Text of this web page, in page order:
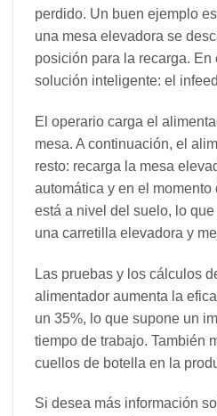
perdido. Un buen ejemplo
una mesa elevadora se
posición para la recarga. En
solución inteligente: el
El operario carga el
mesa. A continuación, el
resto: recarga la mesa
automática y en el
está a nivel del suelo, lo
una carretilla elevadora y
Las pruebas y los cálculos
alimentador aumenta la
un 35%, lo que supone un
tiempo de trabajo. También
cuellos de botella en la
Si desea más información